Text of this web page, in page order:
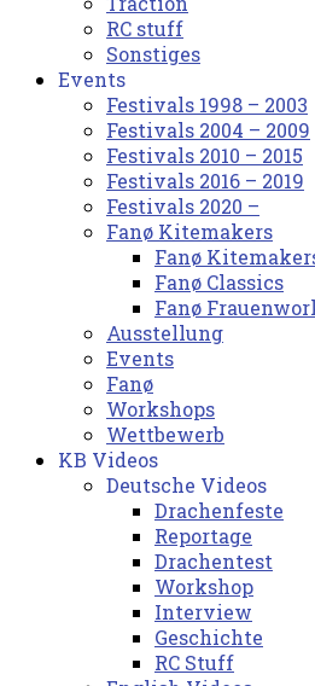
RC stuff
Sonstiges
Events
Festivals 1998 – 2003
Festivals 2004 – 2009
Festivals 2010 – 2015
Festivals 2016 – 2019
Festivals 2020 –
Fanø Kitemakers
Fanø
Fanø Classics
Fanø
Ausstellung
Events
Fanø
Workshops
Wettbewerb
KB Videos
Deutsche Videos
Drachenfeste
Reportage
Drachentest
Workshop
Interview
Geschichte
RC Stuff